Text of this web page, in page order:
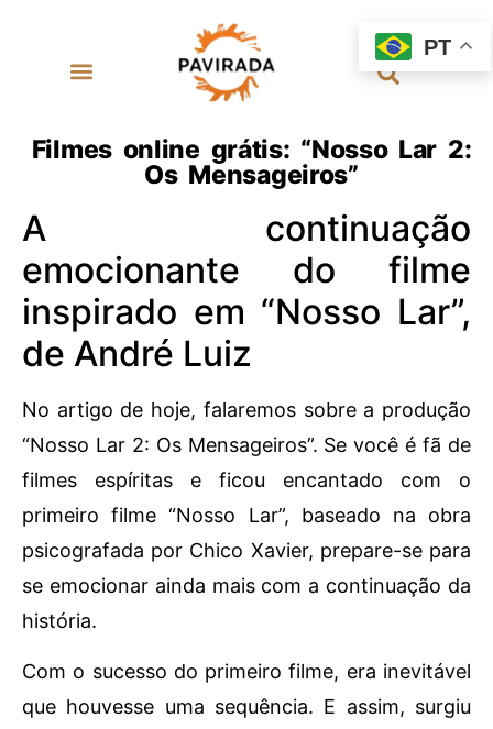
Filmes online grátis: “Nosso Lar 2:
Os Mensageiros”
A continuação
emocionante do filme
inspirado em “Nosso Lar”,
de André Luiz
No artigo de hoje, falaremos sobre a produção
“Nosso Lar 2: Os Mensageiros”. Se você é fã de
filmes espíritas e ficou encantado com o
primeiro filme “Nosso Lar”, baseado na obra
psicografada por Chico Xavier, prepare-se para
se emocionar ainda mais com a continuação da
história.
Com o sucesso do primeiro filme, era inevitável
que houvesse uma sequência. E assim, surgiu
PT